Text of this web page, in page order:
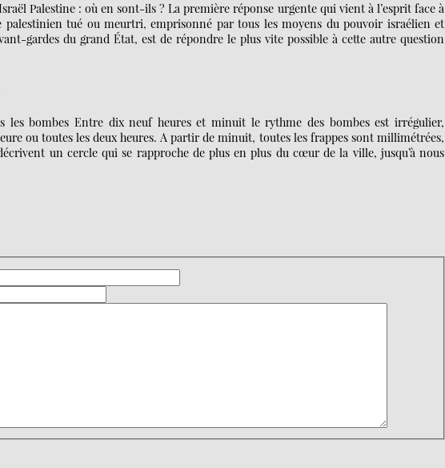
Palestine : où en sont-ils ? La première réponse urgente qui vient à l’esprit face à
palestinien tué ou meurtri, emprisonné par tous les moyens du pouvoir israélien et
gardes du grand État, est de répondre le plus vite possible à cette autre question
les bombes Entre dix neuf heures et minuit le rythme des bombes est irrégulier,
ou toutes les deux heures. A partir de minuit, toutes les frappes sont millimétrées,
un cercle qui se rapproche de plus en plus du cœur de la ville, jusqu’à nous